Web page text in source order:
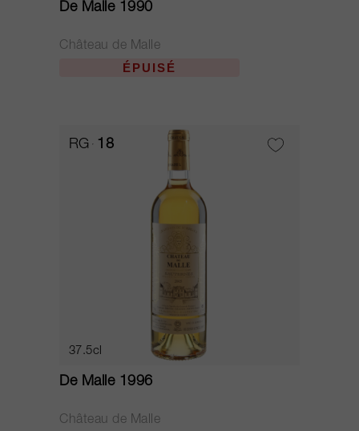
De Malle 1990
Château de Malle
ÉPUISÉ
RG 18
37.5cl
De Malle 1996
Château de Malle